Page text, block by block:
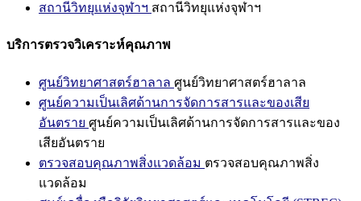
สถานีวิทยุแห่งจุฬาฯ สถานีวิทยุแห่งจุฬาฯ
บริการตรวจวิเคราะห์คุณภาพ
ศูนย์วิทยาศาสตร์ฮาลาล ศูนย์วิทยาศาสตร์ฮาลาล
ศูนย์ความเป็นเลิศด้านการจัดการสารและของเสีย
อันตราย ศูนย์ความเป็นเลิศด้านการจัดการสารและของ
เสียอันตราย
ตรวจสอบคุณภาพสิ่งแวดล้อม ตรวจสอบคุณภาพสิ่ง
แวดล้อม